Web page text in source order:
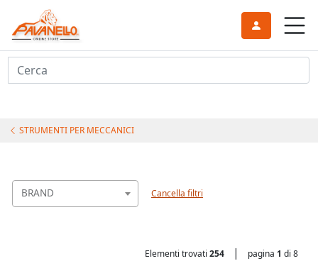
Cerca
STRUMENTI PER MECCANICI
BRAND Cancella filtri
Elementi trovati 254 | pagina 1 di 8